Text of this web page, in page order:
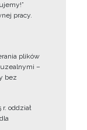
pracy.
plików
–
bez
oddział